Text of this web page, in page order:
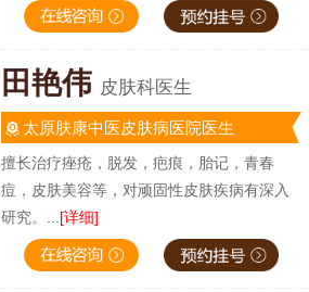
田艳伟 皮肤科医生
太原肤康中医皮肤病医院医生
擅长治疗痤疮，脱发，疤痕，胎记，青春
痘，皮肤美容等，对顽固性皮肤疾病有深入
研究。... [详细]